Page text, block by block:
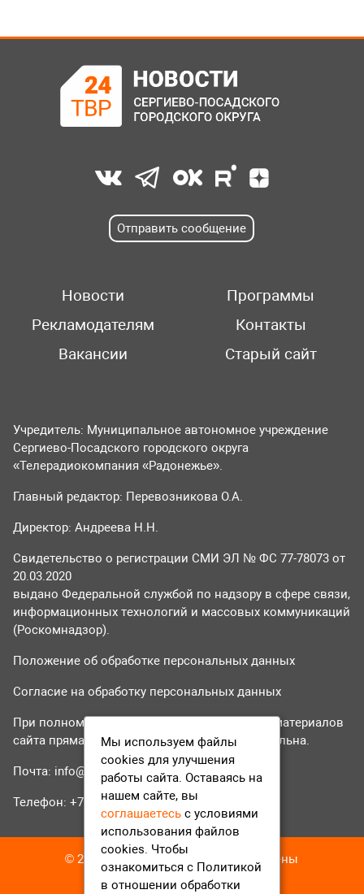
Отправить сообщение
Новости
Программы
Рекламодателям
Контакты
Вакансии
Старый сайт
Учредитель: Муниципальное автономное учреждение
Сергиево-Посадского городского округа
«Телерадиокомпания «Радонежье».
Главный редактор: Перевозникова О.А.
Директор: Андреева Н.Н.
Свидетельство о регистрации СМИ ЭЛ № ФС 77-78073 от
20.03.2020
выдано Федеральной службой по надзору в сфере связи,
информационных технологий и массовых коммуникаций
(Роскомнадзор).
Положение об обработке персональных данных
Согласие на обработку персональных данных
При полном или частичном использовании материалов
сайта прямая гиперссылка на tvr24.tv обязательна.
Почта: info@tvr24.tv
Телефон: +7 (496) 551-04-95
© 2016-2023 ТВР24 Все права защищены
Мы используем файлы
cookies для улучшения
работы сайта. Оставаясь на
нашем сайте, вы
соглашаетесь с условиями
использования файлов
cookies. Чтобы
ознакомиться с Политикой
в отношении обработки